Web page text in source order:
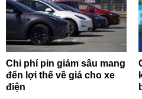
Chi phí pin giảm sâu mang
đến lợi thế về giá cho xe
điện